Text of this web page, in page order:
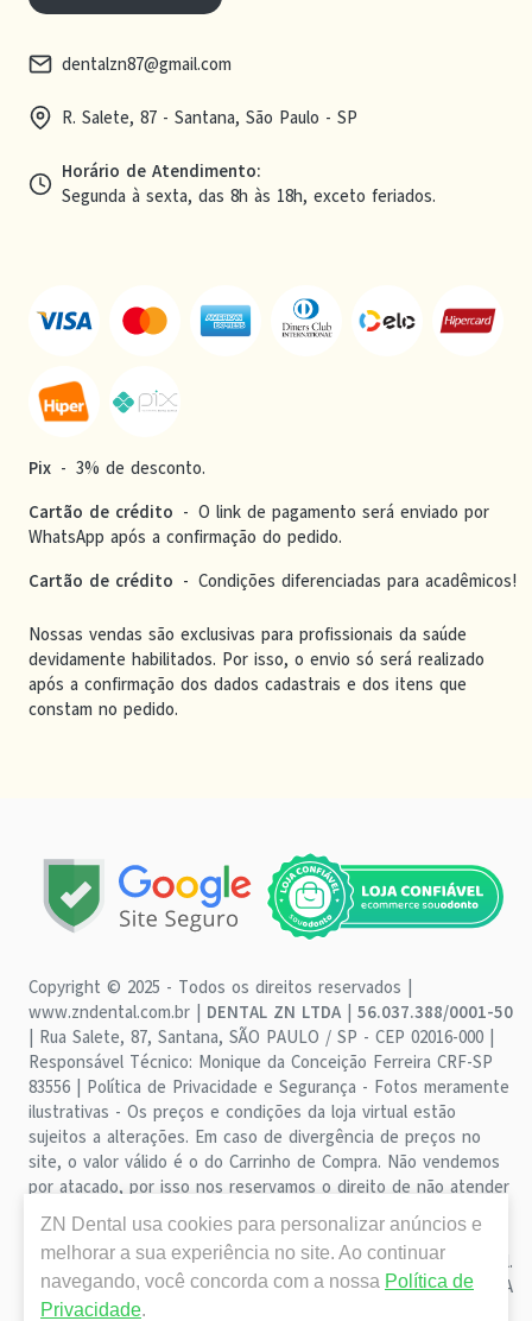
dentalzn87@gmail.com
R. Salete, 87 - Santana, São Paulo - SP
Horário de Atendimento:
Segunda à sexta, das 8h às 18h, exceto feriados.
Pix - 3% de desconto.
Cartão de crédito - O link de pagamento será enviado por
WhatsApp após a confirmação do pedido.
Cartão de crédito - Condições diferenciadas para acadêmicos!
Nossas vendas são exclusivas para profissionais da saúde
devidamente habilitados. Por isso, o envio só será realizado
após a confirmação dos dados cadastrais e dos itens que
constam no pedido.
Copyright © 2025 - Todos os direitos reservados |
www.zndental.com.br | DENTAL ZN LTDA
56.037.388/0001-50
| Rua Salete, 87, Santana, SÃO PAULO / SP - CEP 02016-000 |
Responsável Técnico: Monique da Conceição Ferreira CRF-SP
83556 | Política de Privacidade e Segurança - Fotos meramente
ilustrativas - Os preços e condições da loja virtual estão
sujeitos a alterações. Em caso de divergência de preços no
site, o valor válido é o do Carrinho de Compra. Não vendemos
por atacado, por isso nos reservamos o direito de não atender
compras de grandes volumes pelo site.
Importante:
Ofertas
válidas enquanto durarem os estoques. Vendas sujeitas a
análise, disponibilidade e confirmação de dados pela ZN Dental.
CUPONS DE DESCONTO NÃO SÃO VÁLIDOS PARA OFERTAS DA
CATEGORIA SALDÃO. CUPONS DE DESCONTO NÃO SÃO
ZN Dental usa cookies para personalizar anúncios e
melhorar a sua experiência no site. Ao continuar
navegando, você concorda com a nossa Política de
Privacidade.